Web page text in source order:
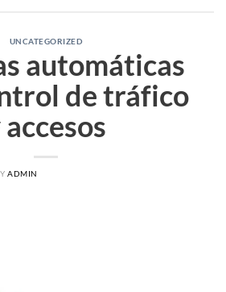
UNCATEGORIZED
automáticas
de tráfico
ADMIN